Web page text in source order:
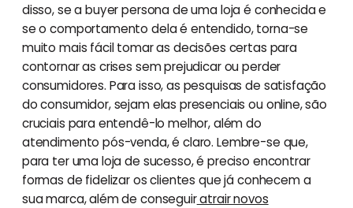
disso, se a buyer persona de uma loja é conhecida e
se o comportamento dela é entendido, torna-se
muito mais fácil tomar as decisões certas para
contornar as crises sem prejudicar ou perder
consumidores. Para isso, as pesquisas de satisfação
do consumidor, sejam elas presenciais ou online, são
cruciais para entendê-lo melhor, além do
atendimento pós-venda, é claro. Lembre-se que,
para ter uma loja de sucesso, é preciso encontrar
formas de fidelizar os clientes que já conhecem a
sua marca, além de conseguiratrair novos